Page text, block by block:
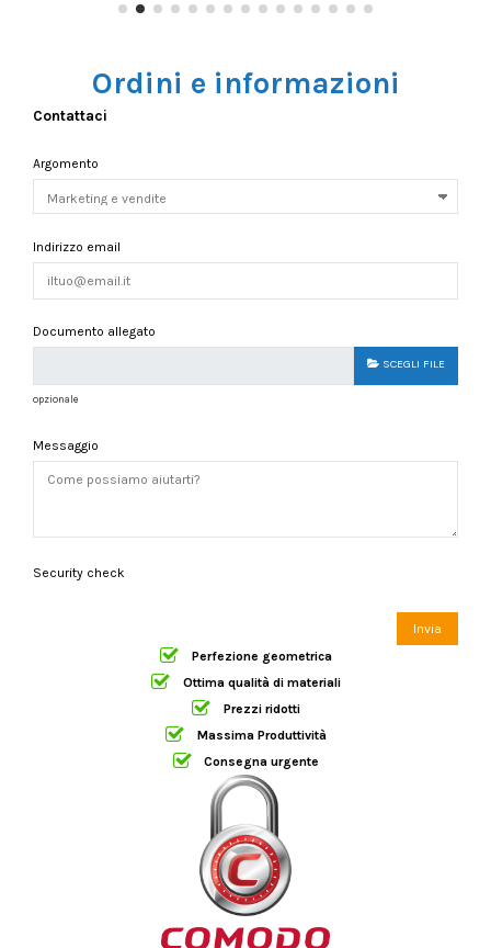
Ordini e informazioni
Contattaci
Argomento
Indirizzo email
Documento allegato
SCEGLI FILE
opzionale
Messaggio
Security check
Perfezione geometrica
Ottima qualità di materiali
Prezzi ridotti
Massima Produttività
Consegna urgente